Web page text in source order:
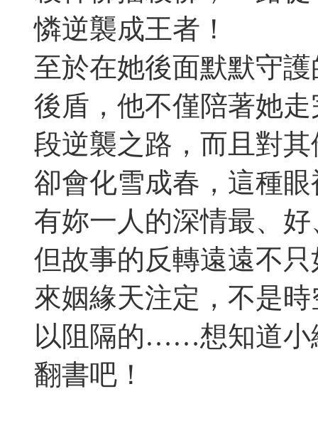
憐逆襲成王者！
至於在她後面默默守
後盾，他不僅陪著她走
段逆襲之路，而且對
卻會化雪成春，這種眼
有妳一人的深情最、
但故事的反轉遠遠不
來姻緣天注定，不是時
以阻隔的……想知道小
翻書吧！